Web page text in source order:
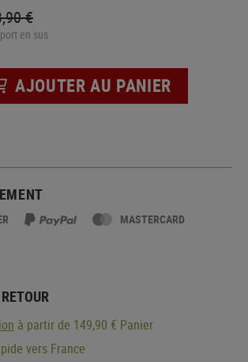
€
en sus
AJOUTER AU PANIER
MASTERCARD
à partir de 149,90 € Panier
vers France